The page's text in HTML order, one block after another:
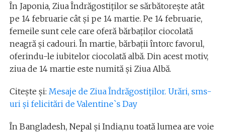
În Japonia, Ziua Îndrăgostiților se sărbătorește atât
pe 14 februarie cât și pe 14 martie. Pe 14 februarie,
femeile sunt cele care oferă bărbaților ciocolată
neagră și cadouri. În martie, bărbații întorc favorul,
oferindu-le iubitelor ciocolată albă. Din acest motiv,
ziua de 14 martie este numită și Ziua Albă.
Citește și: Mesaje de Ziua Îndrăgostiților. Urări, sms-
uri și felicitări de Valentine`s Day
În Bangladesh, Nepal și India,nu toată lumea are voie